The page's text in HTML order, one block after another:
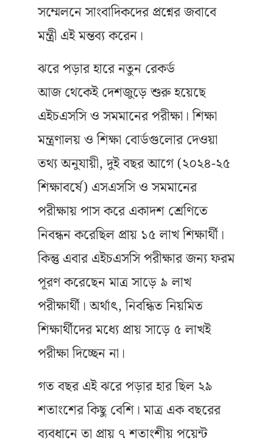
সম্মেলনে সাংবাদিকদের প্রশ্নের জবাবে
মন্ত্রী এই মন্তব্য করেন।
ঝরে পড়ার হারে নতুন রেকর্ড
আজ থেকেই দেশজুড়ে শুরু হয়েছে
এইচএসসি ও সমমানের পরীক্ষা। শিক্ষা
মন্ত্রণালয় ও শিক্ষা বোর্ডগুলোর দেওয়া
তথ্য অনুযায়ী, দুই বছর আগে (২০২৪-২৫
শিক্ষাবর্ষে) এসএসসি ও সমমানের
পরীক্ষায় পাস করে একাদশ শ্রেণিতে
নিবন্ধন করেছিল প্রায় ১৫ লাখ শিক্ষার্থী।
কিন্তু এবার এইচএসসি পরীক্ষার জন্য ফরম
পূরণ করেছেন মাত্র সাড়ে ৯ লাখ
পরীক্ষার্থী। অর্থাৎ, নিবন্ধিত নিয়মিত
শিক্ষার্থীদের মধ্যে প্রায় সাড়ে ৫ লাখই
পরীক্ষা দিচ্ছেন না।
গত বছর এই ঝরে পড়ার হার ছিল ২৯
শতাংশের কিছু বেশি। মাত্র এক বছরের
ব্যবধানে তা প্রায় ৭ শতাংশীয় পয়েন্ট